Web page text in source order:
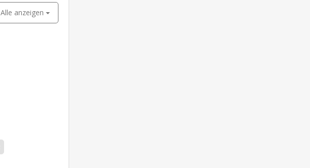
Alle anzeigen